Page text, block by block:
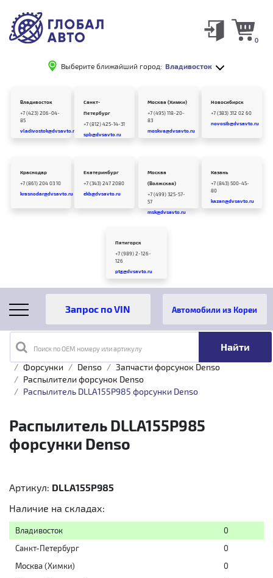
Выберите ближайший город: Владивосток
0
Владивосток
+7 (423) 206-04-
85
vladivostok@dvsavto.ru
Санкт-
Петербург
+7 (812) 425-14-31
spb@dvsavto.ru
Москва (Химки)
+7 (495) 118-20-
83
moskva@dvsavto.ru
Новосибирск
+7 (383) 312 02 60
novosib@dvsavto.ru
Краснодар
+7 (861) 204 03 10
krasnodar@dvsavto.ru
Екатеринбург
+7 (343) 247 2080
ekb@dvsavto.ru
Москва
(Волжская)
+7 (499) 325-57-
57
msk@dvsavto.ru
Казань
+7 (843) 500-45-
80
kazan@dvsavto.ru
Пятигорск
+7 (989) 2-126-
126
ptg@dvsavto.ru
Поиск по OEM номеру или артикулу
Автомобили из Кореи
Главная Каталог товаров
Топливная аппаратура
Форсунки
Denso
Запчасти форсунок Denso
Распылители форсунок Denso
Распылитель DLLA155P985 форсунки Denso
Распылитель DLLA155P985
форсунки Denso
Артикул: DLLA155P985
Наличие на складах:
Владивосток
0
Санкт-Петербург
0
Москва (Химки)
0